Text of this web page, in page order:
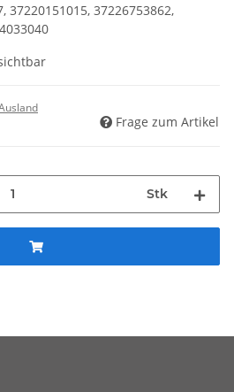
37220151015, 37226753862,
Frage zum Artikel
Stk